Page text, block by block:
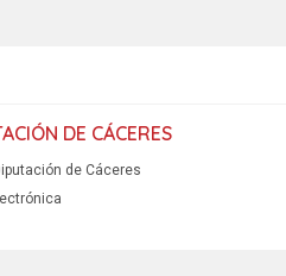
DE CÁCERES
de Cáceres